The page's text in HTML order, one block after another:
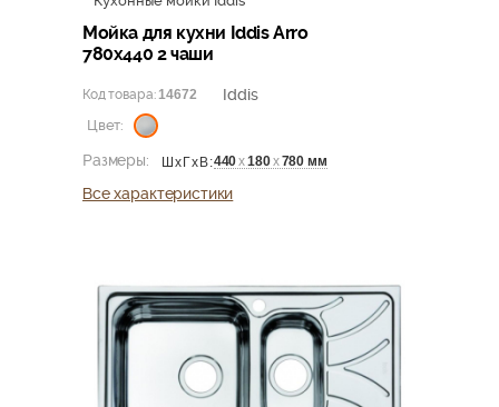
Мойка для кухни Iddis Arro
780х440 2 чаши
Код товара: 14672 Iddis
Цвет:
Размеры: ШхГхВ:440х180х780 мм
Все характеристики